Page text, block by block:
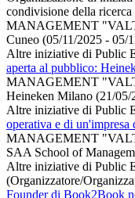
condivisione della
MANAGEMENT
Cuneo (05/11/2025 - 05/
Altre iniziative di Public
aperta al pubblico:
MANAGEMENT
Heineken Milano (21/05/
Altre iniziative di Public
operativa e di un'impresa
MANAGEMENT
SAA School of
Altre iniziative di Public
(Organizzatore/
Founder di Book2Book